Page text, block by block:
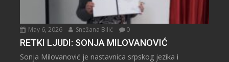
May 6, 2026 Snežana Bilić 0
RETKI LJUDI: SONJA MILOVANOVIĆ
Sonja Milovanović je nastavnica srpskog jezika i